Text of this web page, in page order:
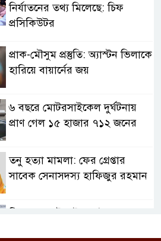
নির্যাতনের তথ্য মিলেছে: চিফ
প্রসিকিউটর
প্রাক-মৌসুম প্রস্তুতি: অ্যাস্টন ভিলাকে
হারিয়ে বায়ার্নের জয়
৬ বছরে মোটরসাইকেল দুর্ঘটনায়
প্রাণ গেল ১৫ হাজার ৭১২ জনের
তনু হত্যা মামলা: ফের গ্রেপ্তার
সাবেক সেনাসদস্য হাফিজুর রহমান